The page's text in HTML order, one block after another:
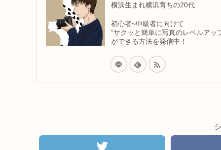
横浜生まれ横浜育ちの20代
初心者~中級者に向けて
”サクッと簡単に写真のレベルアッ
ができる方法を発信中！